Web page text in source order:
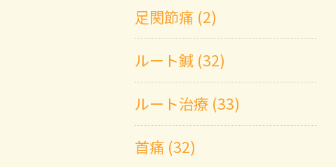
足関節痛 (2)
ルート鍼 (32)
ルート治療 (33)
首痛 (32)